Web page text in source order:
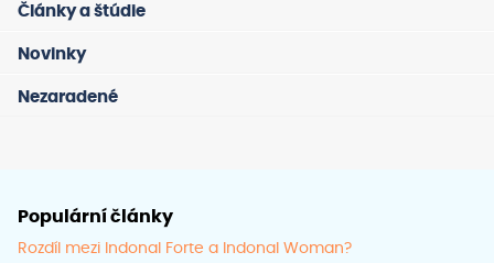
Články a štúdie
Novinky
Nezaradené
Populární články
Rozdíl mezi Indonal Forte a Indonal Woman?